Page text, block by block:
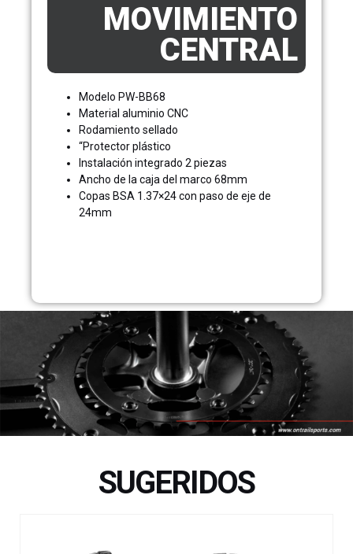
MOVIMIENTO
CENTRAL
Modelo PW-BB68
Material aluminio CNC
Rodamiento sellado
“Protector plástico
Instalación integrado 2 piezas
Ancho de la caja del marco 68mm
Copas BSA 1.37×24 con paso de eje de
24mm
SUGERIDOS